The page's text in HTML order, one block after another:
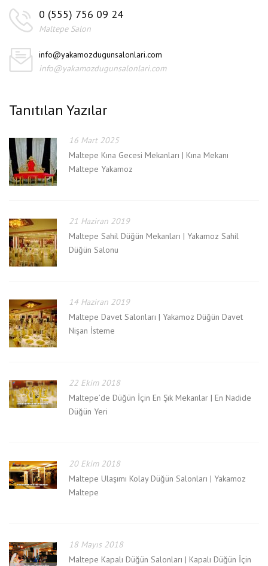
0 (555) 756 09 24
Maltepe Salon
info@yakamozdugunsalonlari.com
info@yakamozdugunsalonlari.com
Tanıtılan Yazılar
16 Mart 2025
Maltepe Kına Gecesi Mekanları | Kına Mekanı
Maltepe Yakamoz
21 Haziran 2019
Maltepe Sahil Düğün Mekanları | Yakamoz Sahil
Düğün Salonu
14 Haziran 2019
Maltepe Davet Salonları | Yakamoz Düğün Davet
Nişan İsteme
22 Ekim 2018
Maltepe’de Düğün İçin En Şık Mekanlar | En Nadide
Düğün Yeri
20 Ekim 2018
Maltepe Ulaşımı Kolay Düğün Salonları | Yakamoz
Maltepe
18 Mayıs 2018
Maltepe Kapalı Düğün Salonları | Kapalı Düğün İçin